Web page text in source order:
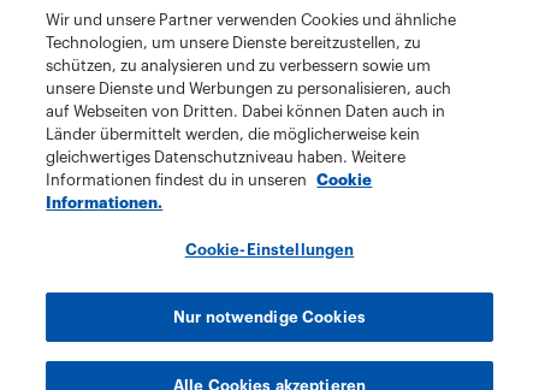
Wir und unsere Partner verwenden Cookies und ähnliche
Technologien, um unsere Dienste bereitzustellen, zu
schützen, zu analysieren und zu verbessern sowie um
unsere Dienste und Werbungen zu personalisieren, auch
auf Webseiten von Dritten. Dabei können Daten auch in
Länder übermittelt werden, die möglicherweise kein
gleichwertiges Datenschutzniveau haben. Weitere
Informationen findest du in unseren
Cookie
Informationen.
Cookie-Einstellungen
Nur notwendige Cookies
Alle Cookies akzeptieren